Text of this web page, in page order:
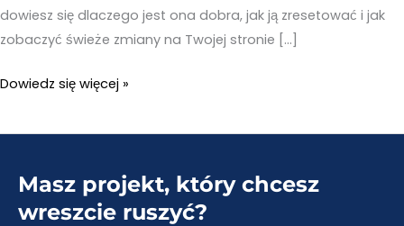
dowiesz się dlaczego jest ona dobra, jak ją zresetować i jak
zobaczyć świeże zmiany na Twojej stronie […]
Dlaczego
widze
swojej
Dowiedz się więcej »
Masz projekt, który chcesz
wreszcie ruszyć?